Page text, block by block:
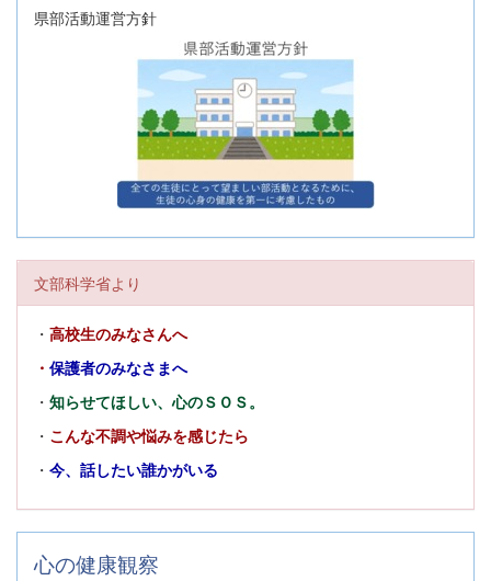
県部活動運営方針
文部科学省より
・ 高校生のみなさんへ
・ 保護者のみなさまへ
・ 知らせてほしい、心のＳＯＳ。
・ こんな不調や悩みを感じたら
・ 今、話したい誰かがいる
心の健康観察